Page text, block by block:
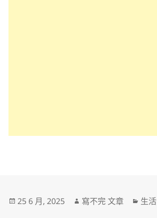
發
25 6 月, 2025
作
寫不完 文章
分
生活